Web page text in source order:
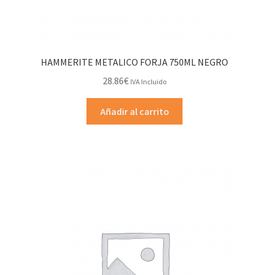
HAMMERITE METALICO FORJA 750ML NEGRO
28.86€ IVA Incluido
Añadir al carrito